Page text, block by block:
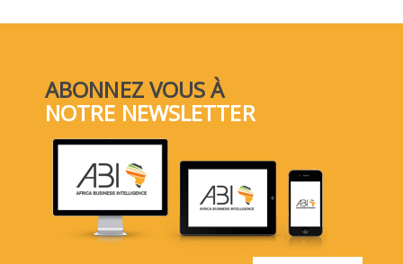
ABONNEZ VOUS À
NOTRE NEWSLETTER